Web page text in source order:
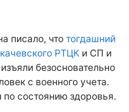
писало, что тогдашний
РТЦК и СП и
безосновательно
с военного учета.
по состоянию здоровья.